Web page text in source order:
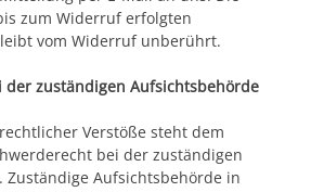
zum Widerruf erfolgten
vom Widerruf unberührt.
der zuständigen Aufsichtsbehörde
Verstöße steht dem
bei der zuständigen
Zuständige Aufsichtsbehörde in